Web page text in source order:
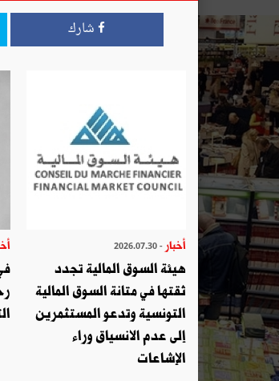
شارك
أخبار - 2026.07.30
هيئة السوق المالية تجدد
ثقتها في متانة السوق المالية
التونسية وتدعو المستثمرين
إلى عدم الانسياق وراء
الإشاعات